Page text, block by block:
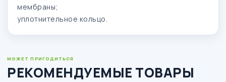
мембраны;
уплотнительное кольцо.
МОЖЕТ ПРИГОДИТЬСЯ
РЕКОМЕНДУЕМЫЕ ТОВАРЫ